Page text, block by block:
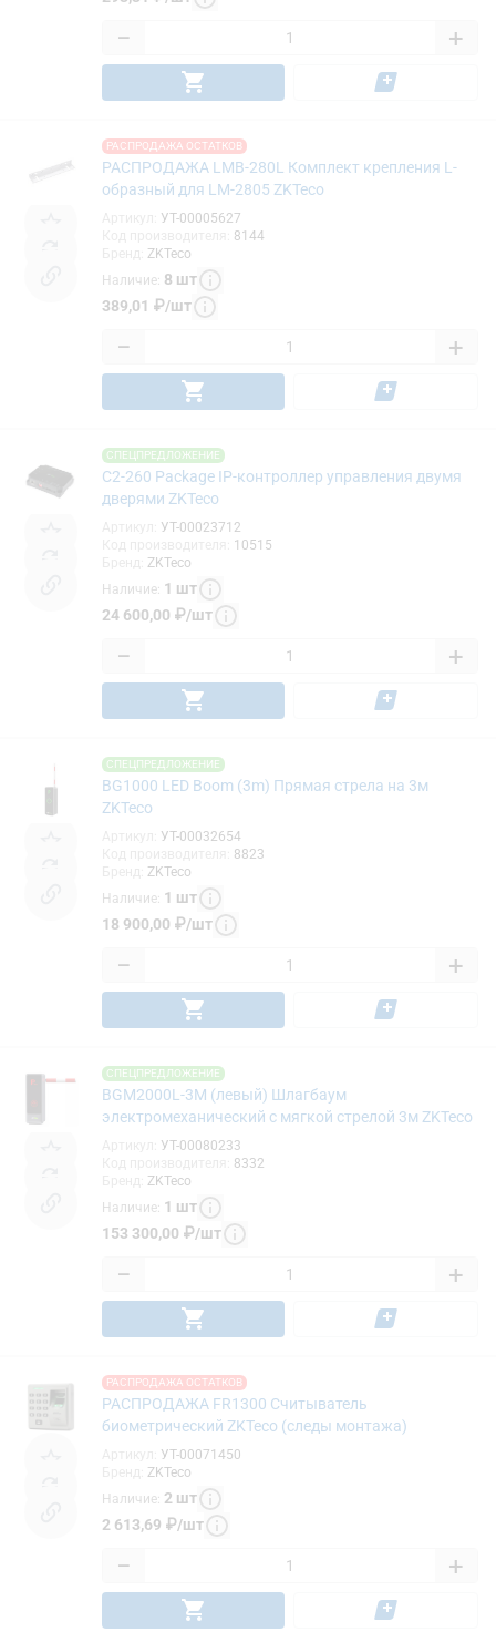
− +
РАСПРОДАЖА ОСТАТКОВ
РАСПРОДАЖА LMB-280L Комплект крепления L-
образный для LM-2805 ZKTeco
УТ-00005627
8144
ZKTeco
Наличие: 8 шт
389,01 ₽/шт
− +
СПЕЦПРЕДЛОЖЕНИЕ
C2-260 Package IP-контроллер управления двумя
дверями ZKTeco
УТ-00023712
10515
ZKTeco
Наличие: 1 шт
24 600,00 ₽/шт
− +
СПЕЦПРЕДЛОЖЕНИЕ
BG1000 LED Boom (3m) Прямая стрела на 3м
ZKTeco
УТ-00032654
8823
ZKTeco
Наличие: 1 шт
18 900,00 ₽/шт
− +
СПЕЦПРЕДЛОЖЕНИЕ
BGM2000L-3M (левый) Шлагбаум
электромеханический с мягкой стрелой 3м ZKTeco
УТ-00080233
8332
ZKTeco
Наличие: 1 шт
153 300,00 ₽/шт
− +
РАСПРОДАЖА ОСТАТКОВ
РАСПРОДАЖА FR1300 Считыватель
биометрический ZKTeco (следы монтажа)
УТ-00071450
ZKTeco
Наличие: 2 шт
2 613,69 ₽/шт
− +